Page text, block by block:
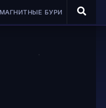
МАГНИТНЫЕ БУРИ